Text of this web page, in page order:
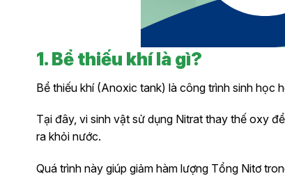
1. Bể thiếu khí là gì?
Bể thiếu khí (Anoxic tank) là công trình sinh học
Tại đây, vi sinh vật sử dụng Nitrat thay thế oxy
ra khỏi nước.
Quá trình này giúp giảm hàm lượng Tổng Nitơ